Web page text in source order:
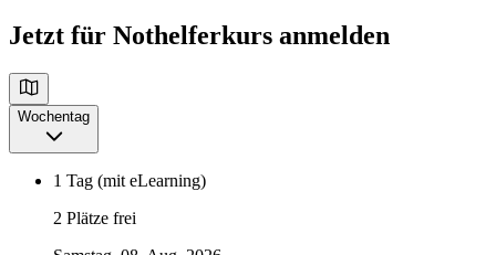
Jetzt für Nothelferkurs anmelden
Wochentag
1 Tag (mit eLearning)
2 Plätze frei